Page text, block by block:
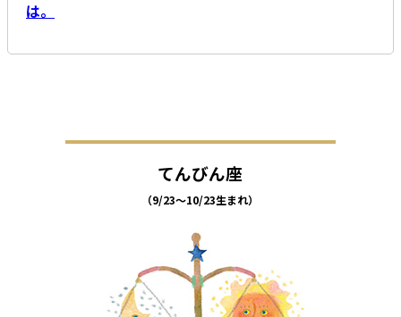
は。
てんびん座
（9/23～10/23生まれ）